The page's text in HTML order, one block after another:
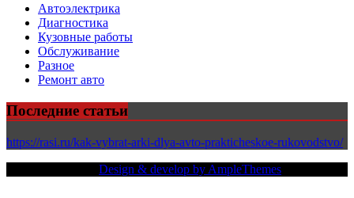
Автоэлектрика
Диагностика
Кузовные работы
Обслуживание
Разное
Ремонт авто
Последние статьи
https://rasi.ru/kak-vybrat-arki-dlya-avto-prakticheskoe-rukovodstvo/
Design & develop by AmpleThemes